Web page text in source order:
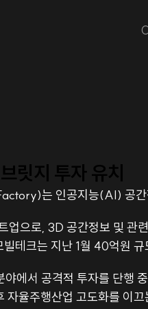
릿지 투자 유치
는 인공지능(AI) 공간
업으로, 3D 공간정보 및 관
테크는 지난 1월 40억원
에서 공격적 투자를 단행
자율주행산업 고도화를 이